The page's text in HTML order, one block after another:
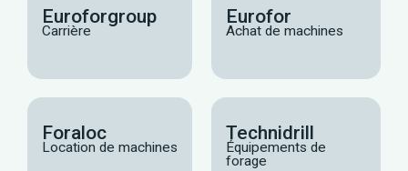
Euroforgroup
Carrière
Eurofor
Achat de machines
Foraloc
Location de machines
Technidrill
Équipements de
forage